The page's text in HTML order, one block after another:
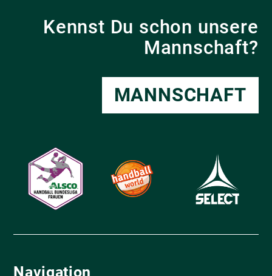
Kennst Du schon unsere
Mannschaft?
MANNSCHAFT
Navigation